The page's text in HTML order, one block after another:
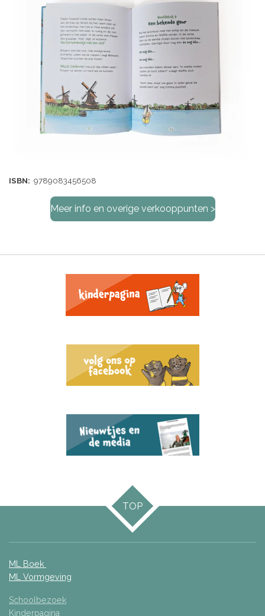
ISBN: 9789083456508
Meer info en overige verkooppunten >
TOP
ML Boek
ML Vormgeving
Schoolbezoek
Kinderpagina